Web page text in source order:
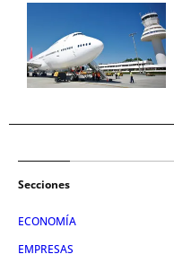
Secciones
ECONOMÍA
EMPRESAS